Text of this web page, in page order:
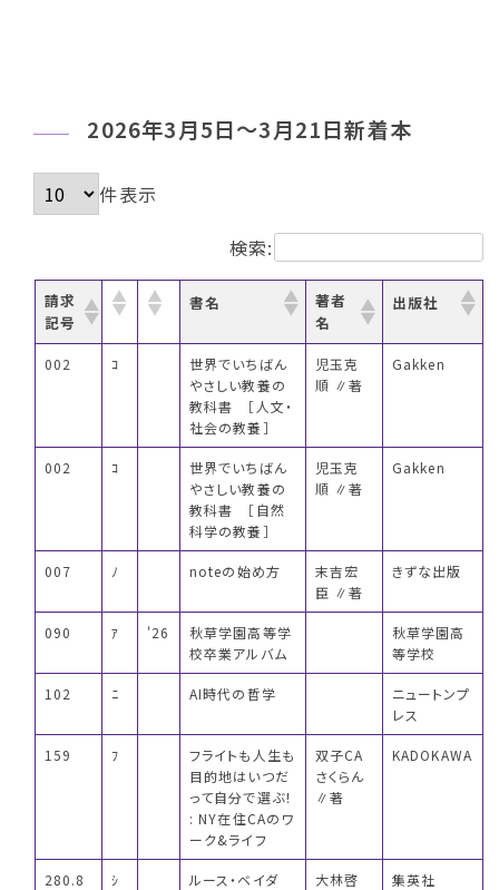
2026年3月5日～3月21日新着本
件表示
検索:
請求
記号
書名
著者
名
出版社
002 ｺ
世界でいちばん
やさしい教養の
教科書 ［人文・
社会の教養］
児玉克
順 ∥著
Gakken
002 ｺ
世界でいちばん
やさしい教養の
教科書 ［自然
科学の教養］
児玉克
順 ∥著
Gakken
007 ﾉ noteの始め方
末吉宏
臣 ∥著
きずな出版
090 ｱ '26
秋草学園高等学
校卒業アルバム
秋草学園高
等学校
102 ﾆ AI時代の哲学
ニュートンプ
レス
159 ﾌ
フライトも人生も
目的地はいつだ
って自分で選ぶ！
: NY在住CAのワ
ーク&ライフ
双子CA
さくらん
∥著
KADOKAWA
280.8 ｼ
ルース・ベイダ
大林啓
集英社